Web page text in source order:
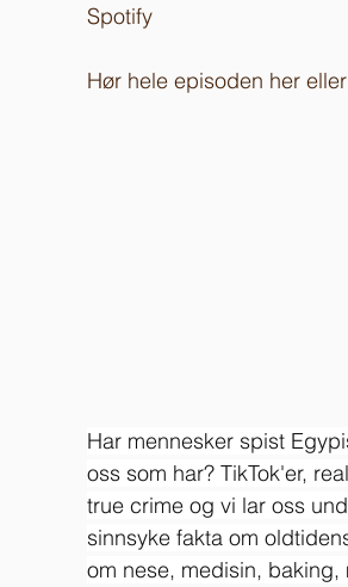
Spotify
Hør hele episoden her
Har mennesker spist
oss som har? TikTok'er,
true crime og vi lar oss
sinnsyke fakta om
om nese, medisin,